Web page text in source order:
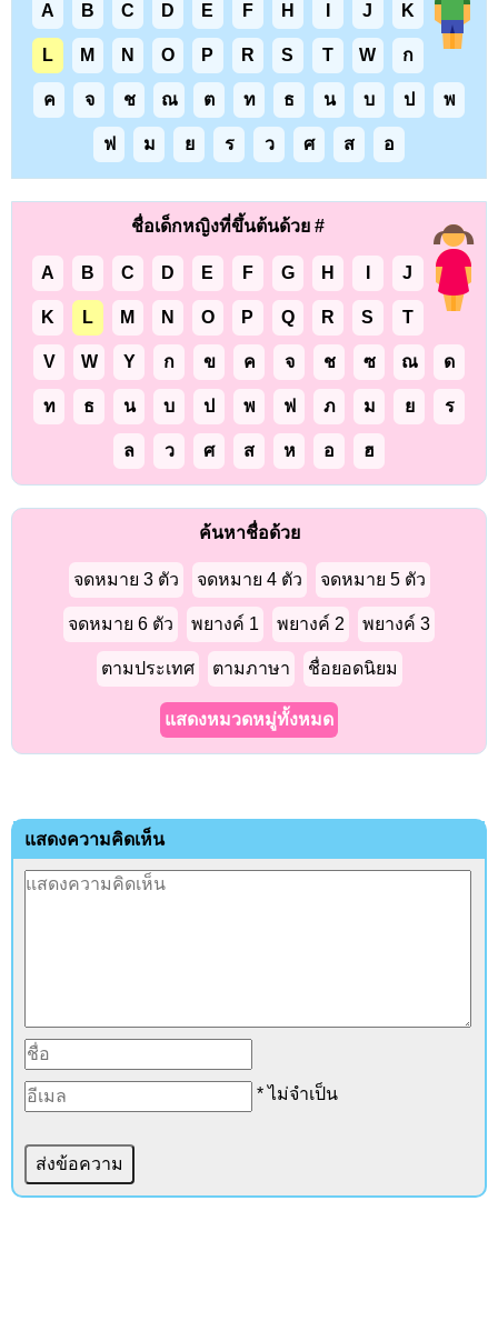
A B C D E F H J K
L M N O P R S T W ก
ค จ ช ณ ต ท ธ น บ ป พ
ฟ ม ย ร ว ศ ส อ
ชื่อเด็กหญิงที่ขึ้นต้นด้วย #
A B C D E F G H J
K L M N O P Q R S T
V W Y ก ข ค จ ช ซ ณ ด
ท ธ น บ ป พ ฟ ภ ม ย ร
ล ว ศ ส ห อ ฮ
ค้นหาชื่อด้วย
จดหมาย 3 ตัว จดหมาย 4 ตัว จดหมาย 5 ตัว
จดหมาย 6 ตัว พยางค์ 1 พยางค์ 2 พยางค์ 3
ตามประเทศ ตามภาษา ชื่อยอดนิยม
แสดงหมวดหมู่ทั้งหมด
แสดงความคิดเห็น
* ไม่จำเป็น